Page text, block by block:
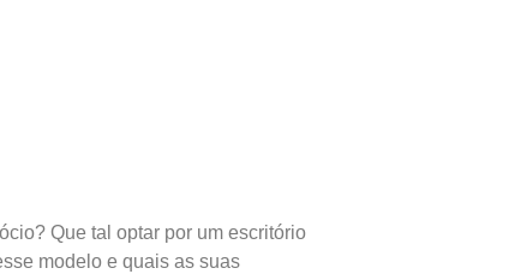
Que tal optar por um escritório
modelo e quais as suas